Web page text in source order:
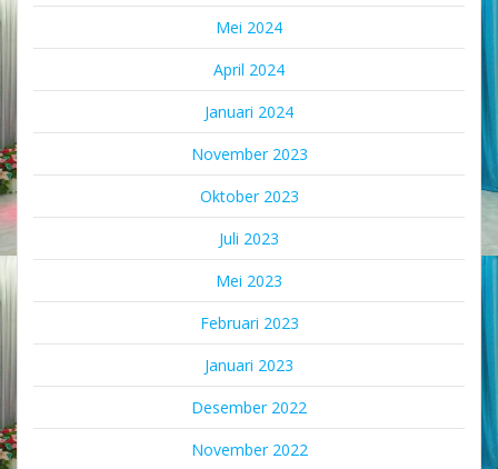
Mei 2024
April 2024
Januari 2024
November 2023
Oktober 2023
Juli 2023
Mei 2023
Februari 2023
Januari 2023
Desember 2022
November 2022